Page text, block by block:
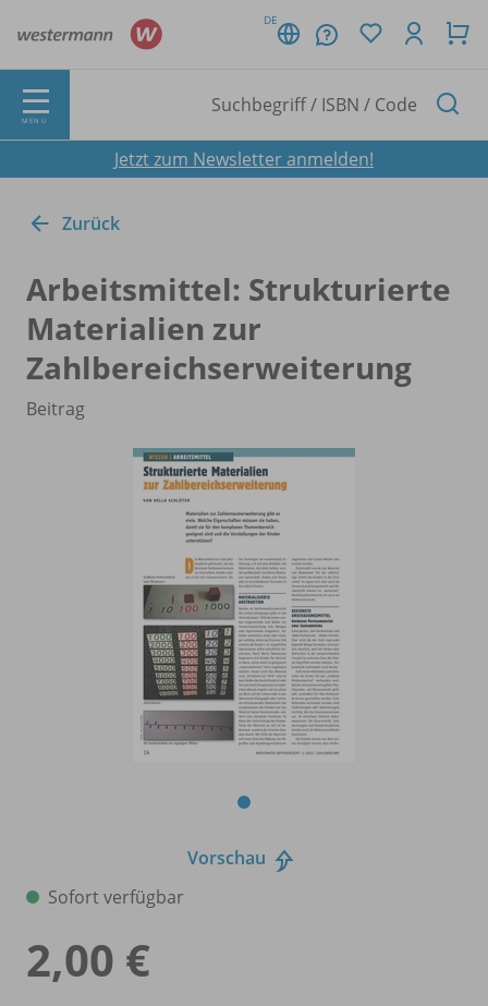
DE
MENÜ
Jetzt zum Newsletter anmelden!
Zurück
Arbeitsmittel: Strukturierte
Materialien zur
Zahlbereichserweiterung
Beitrag
Vorschau
Sofort verfügbar
2,00 €